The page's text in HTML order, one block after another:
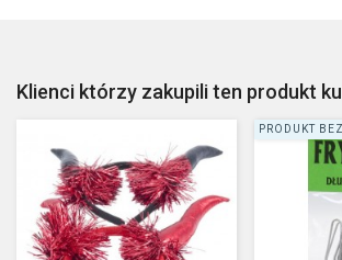
Klienci którzy zakupili ten produkt
PRODUKT